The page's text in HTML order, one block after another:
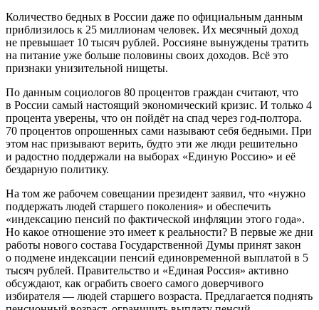
Количество бедных в России даже по официальным данным
приблизилось к 25 миллионам человек. Их месячный доход
не превышает 10 тысяч рублей. Россияне вынуждены тратить
на питание уже больше половины своих доходов. Всё это
признаки унизительной нищеты.
По данным социологов 80 процентов граждан считают, что
в России самый настоящий экономический кризис. И только 4
процента уверены, что он пойдёт на спад через год-полтора.
70 процентов опрошенных сами называют себя бедными. При
этом нас призывают верить, будто эти же люди решительно
и радостно поддержали на выборах «Единую Россию» и её
бездарную политику.
На том же рабочем совещании президент заявил, что «нужно
поддержать людей старшего поколения» и обеспечить
«индексацию пенсий по фактической инфляции этого года».
Но какое отношение это имеет к реальности? В первые же дни
работы нового состава Государственной Думы принят закон
о подмене индексации пенсий единовременной выплатой в 5
тысяч рублей. Правительство и «Единая Россия» активно
обсуждают, как ограбить своего самого доверчивого
избирателя — людей старшего возраста. Предлагается поднять